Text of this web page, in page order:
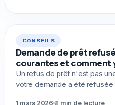
CONSEILS
Demande de prêt
courantes et comment
Un refus de prêt n'est pas
votre demande a été
1 mars 2026 8 min de lecture